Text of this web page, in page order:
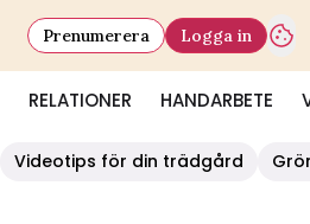
RELATIONER HANDARBETE
Prenumerera Logga in
Videotips för din trädgård